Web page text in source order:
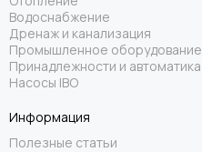
Водоснабжение
Дренаж и канализация
Промышленное оборудование
Принадлежности и автоматика
Насосы IBO
Информация
Полезные статьи